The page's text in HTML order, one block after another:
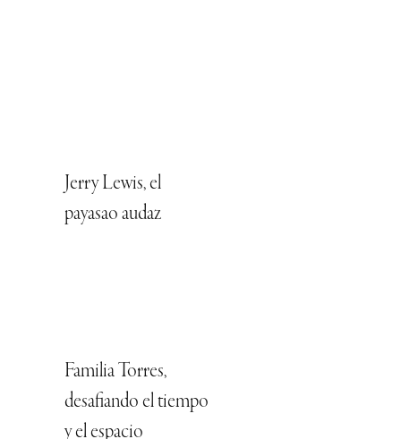
Jerry Lewis, el
payasao audaz
Familia Torres,
desafiando el tiempo
y el espacio